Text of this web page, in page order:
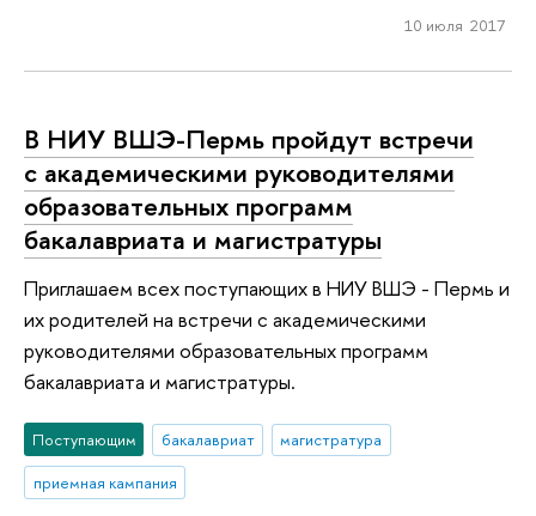
10 июля 2017
В НИУ ВШЭ-Пермь пройдут встречи
с академическими руководителями
образовательных программ
бакалавриата и магистратуры
Приглашаем всех поступающих в НИУ ВШЭ - Пермь и
их родителей на встречи с академическими
руководителями образовательных программ
бакалавриата и магистратуры.
Поступающим бакалавриат
магистратура
приемная кампания